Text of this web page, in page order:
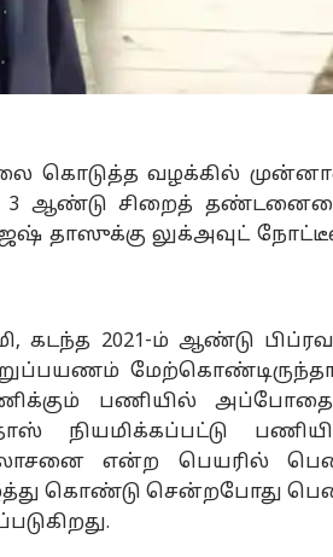
கொடுத்த வழக்கில்
3 ஆண்டு சிறைத்
தாஸுக்கு லுக்அவுட்
கடந்த 2021-ம் ஆண்டு
பணியில்
நியமிக்கப்பட்டு
ஆலோசனை என்ற பெயரில்
கொண்டு சென்றபோது